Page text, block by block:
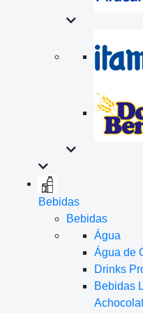
Bebidas
Bebidas
Água
Água de
Drinks
Bebidas